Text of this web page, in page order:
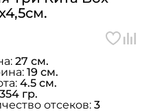
27 см.
19 см.
4.5 см.
354 гр.
отсеков: 3